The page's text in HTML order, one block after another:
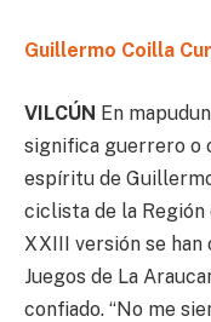
Guillermo Coilla
VILCÚN En
significa guerrero o
espíritu de
ciclista de la Región
XXIII versión se
Juegos de La
confiado. “No me